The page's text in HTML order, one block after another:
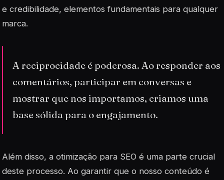
e credibilidade, elementos fundamentais para qualquer
marca.
A reciprocidade é poderosa. Ao responder aos
comentários, participar em conversas e
mostrar que nos importamos, criamos uma
base sólida para o engajamento.
Além disso, a otimização para SEO é uma parte crucial
deste processo. Ao garantir que o nosso conteúdo é